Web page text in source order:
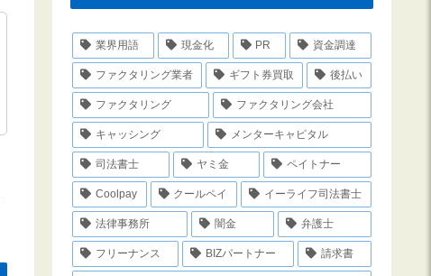
業界用語 現金化 PR 資金調達
ファクタリング業者 ギフト券買取 後払い
ファクタリング ファクタリング会社
キャッシング メンターキャピタル
司法書士 ヤミ金 ペイトナー
Coolpay クールペイ イーライフ司法書士
法律事務所 闇金 弁護士
フリーナンス BIZパートナー 請求書